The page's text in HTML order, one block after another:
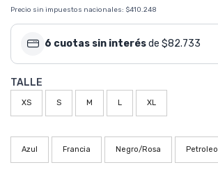
Precio sin impuestos nacionales: $410.248
6 cuotas sin interésde $82.733
TALLE
XS S M L XL
Azul Francia Negro/Rosa Petroleo